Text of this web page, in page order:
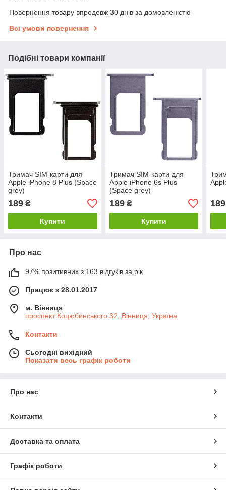
Повернення товару впродовж 30 днів за домовленістю
Всі умови повернення
Подібні товари компанії
Тримач SIM-карти для
Apple iPhone 8 Plus (Space
grey)
189 ₴
Купити
Тримач SIM-карти для
Apple iPhone 6s Plus
(Space grey)
189₴
Купити
189
Про нас
97% позитивних з 163 відгуків за рік
Працює з 28.01.2017
м. Вінниця
проспект Коцюбинського 32, Вінниця, Україна
Контакти
Сьогодні вихідний
Показати весь графік роботи
Про нас
Контакти
Доставка та оплата
Графік роботи